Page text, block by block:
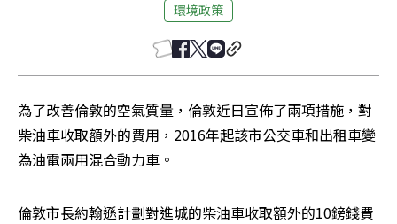
環境政策
為了改善倫敦的空氣質量，倫敦近日宣佈了兩項措施，對
柴油車收取額外的費用，2016年起該市公交車和出租車變
為油電兩用混合動力車。
倫敦市長約翰遜計劃對進城的柴油車收取額外的10鎊錢費